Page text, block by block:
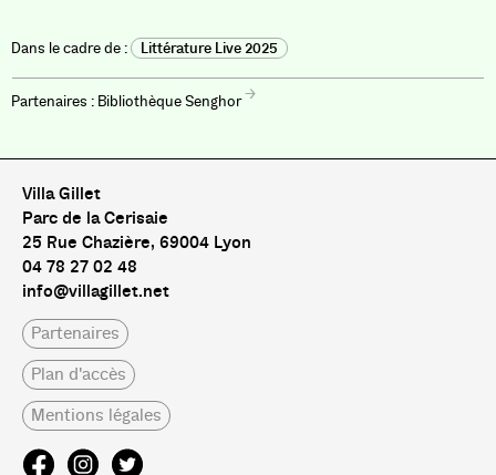
Littérature Live 2025
Bibliothèque Senghor
Villa Gillet
Parc de la Cerisaie
25 Rue Chazière, 69004 Lyon
04 78 27 02 48
info@villagillet.net
Partenaires
Plan d'accès
Mentions légales